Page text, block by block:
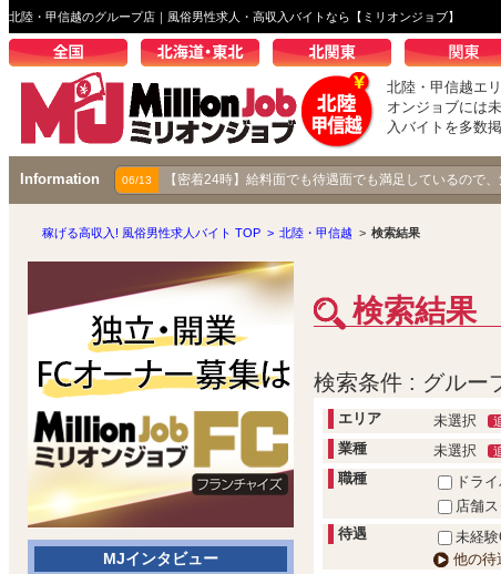
北陸・甲信越のグループ店｜風俗男性求人・高収入バイトなら【ミリオンジョブ】
北陸・甲信越エ
オンジョブには
入バイトを多数
Information 03/25 【成り上がり伝説】秋コスグループで着実に昇り続け
06/13 【密着24時】給料面でも待遇面でも満足しているので
稼げる高収入! 風俗男性求人バイト TOP > 北陸・甲信越 > 検索結果
検索結果
検索条件 : グルー
エリア
未選択
業種 未選択
職種 ドラ
店舗
待遇
未経験
他の待
MJインタビュー